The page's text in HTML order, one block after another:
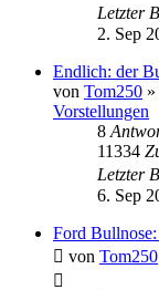
Letzter
2. Sep
Endlich: der
von Tom250
Vorstellungen
8
11334
Letzter
6. Sep
Ford
von Tom250